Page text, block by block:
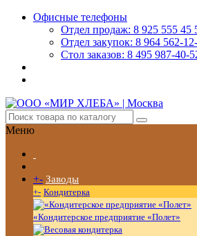
Офисные телефоны
Отдел продаж: 8 925 555 45
Отдел закупок: 8 964 562-
Стол заказов: 8 495 987-40-
Меню
+- Заводы
+- Кондитерка
«Кондитерское предприятие «Полет»